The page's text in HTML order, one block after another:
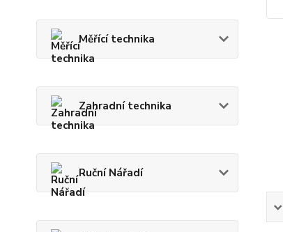
Měřící technika
Zahradní technika
Ruční Nářadí